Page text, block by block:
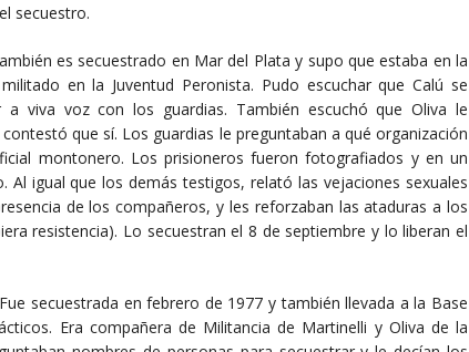
secuestro.
es secuestrado en Mar del Plata y supo que estaba en la
en la Juventud Peronista. Pudo escuchar que Calú se
a viva voz con los guardias. También escuchó que Oliva le
que sí. Los guardias le preguntaban a qué organización
montonero. Los prisioneros fueron fotografiados y en un
igual que los demás testigos, relató las vejaciones sexuales
de los compañeros, y les reforzaban las ataduras a los
resistencia). Lo secuestran el 8 de septiembre y lo liberan el
secuestrada en febrero de 1977 y también llevada a la Base
Era compañera de Militancia de Martinelli y Oliva de la